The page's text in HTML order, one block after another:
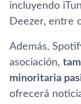
incluyendo
Deezer, entre
Además,
asociación,
minoritaria
ofrecerá